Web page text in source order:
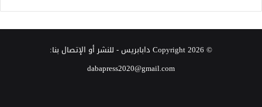
© Copyright 2026 دابابريس- للنشر أو الإتصال بنا:
dabapress2020@gmail.com